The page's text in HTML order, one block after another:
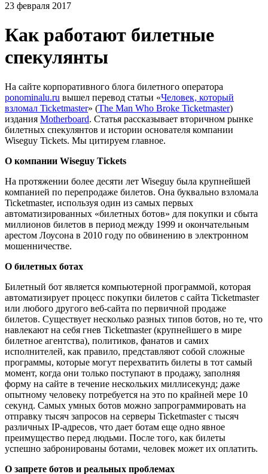
23 февраля 2017
Как работают билетные
спекулянты
На сайте корпоративного блога билетного оператора
ponominalu.ru вышел перевод статьи «Человек, который
взломал Ticketmaster» (The Man Who Broke Ticketmaster)
издания Motherboard. Статья рассказывает вторичном рынке
билетных спекулянтов и истории основателя компании
Wiseguy Tickets. Мы цитируем главное.
О компании Wiseguy Tickets
На протяжении более десяти лет Wiseguy была крупнейшей
компанией по перепродаже билетов. Она буквально взломала
Ticketmaster, используя один из самых первых
автоматизированных «билетных ботов» для покупки и сбыта
миллионов билетов в период между 1999 и окончательным
арестом Лоусона в 2010 году по обвинению в электронном
мошенничестве.
О билетных ботах
Билетный бот является компьютерной программой, которая
автоматизирует процесс покупки билетов с сайта Ticketmaster
или любого другого веб-сайта по первичной продаже
билетов. Существует несколько разных типов ботов, но те, что
навлекают на себя гнев Ticketmaster (крупнейшего в мире
билетное агентства), политиков, фанатов и самих
исполнителей, как правило, представляют собой сложные
программы, которые могут перехватить билеты в тот самый
момент, когда они только поступают в продажу, заполняя
форму на сайте в течение нескольких миллисекунд; даже
опытному человеку потребуется на это по крайней мере 10
секунд. Самых умных ботов можно запрограммировать на
отправку тысяч запросов на серверы Ticketmaster с тысяч
различных IP-адресов, что дает ботам еще одно явное
преимущество перед людьми. После того, как билеты
успешно забронированы ботами, человек может их оплатить.
О запрете ботов и реальных проблемах